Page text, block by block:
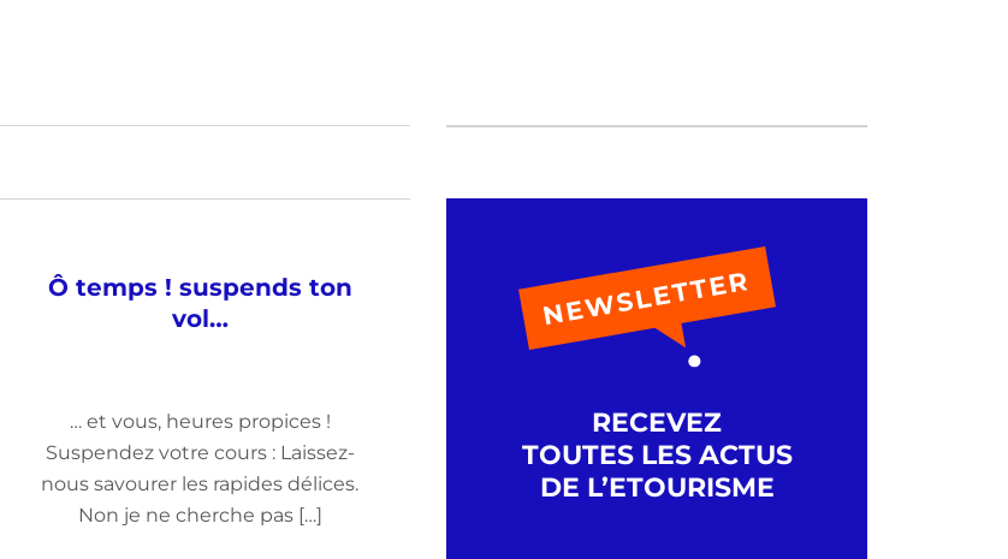
Places on the Hotpot : 1/3 de
géolocalisation, 1/3 d’avis de
potes, 1/3 de Google Adresse
Ô temps ! suspends ton
vol…
… et vous, heures propices !
Suspendez votre cours : Laissez-
nous savourer les rapides délices.
Non je ne cherche pas […]
RECEVEZ
TOUTES LES ACTUS
DE L’ETOURISME